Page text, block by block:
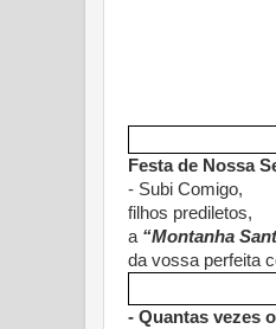
Festa de Nossa
- Subi Comigo,
filhos prediletos,
a “Montanha
da vossa perfeita
- Quantas vezes